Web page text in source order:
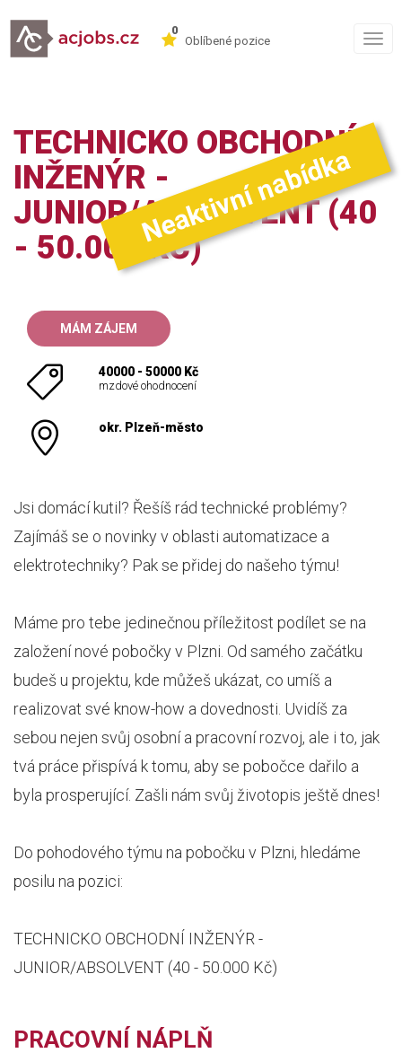
0
Oblíbené pozice
TECHNICKO OBCHODNÍ
INŽENÝR -
JUNIOR/ABSOLVENT (40
- 50.000 KČ)Neaktivní nabídka
MÁM ZÁJEM
40000 - 50000 Kč
mzdové ohodnocení
okr. Plzeň-město
Jsi domácí kutil? Řešíš rád technické problémy?
Zajímáš se o novinky v oblasti automatizace a
elektrotechniky? Pak se přidej do našeho týmu!
Máme pro tebe jedinečnou příležitost podílet se na
založení nové pobočky v Plzni. Od samého začátku
budeš u projektu, kde můžeš ukázat, co umíš a
realizovat své know-how a dovednosti. Uvidíš za
sebou nejen svůj osobní a pracovní rozvoj, ale i to, jak
tvá práce přispívá k tomu, aby se pobočce dařilo a
byla prosperující. Zašli nám svůj životopis ještě dnes!
Do pohodového týmu na pobočku v Plzni, hledáme
posilu na pozici:
TECHNICKO OBCHODNÍ INŽENÝR -
JUNIOR/ABSOLVENT (40 - 50.000 Kč)
PRACOVNÍ NÁPLŇ